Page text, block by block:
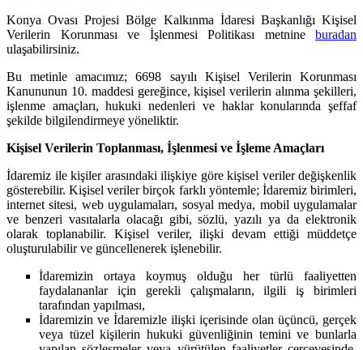
Konya Ovası Projesi Bölge Kalkınma İdaresi Başkanlığı Kişisel
Verilerin Korunması ve İşlenmesi Politikası metnine buradan
ulaşabilirsiniz.
Bu metinle amacımız; 6698 sayılı Kişisel Verilerin Korunması
Kanununun 10. maddesi gereğince, kişisel verilerin alınma şekilleri,
işlenme amaçları, hukuki nedenleri ve haklar konularında şeffaf
şekilde bilgilendirmeye yöneliktir.
Kişisel Verilerin Toplanması, İşlenmesi ve İşleme Amaçları
İdaremiz ile kişiler arasındaki ilişkiye göre kişisel veriler değişkenlik
gösterebilir. Kişisel veriler birçok farklı yöntemle; İdaremiz birimleri,
internet sitesi, web uygulamaları, sosyal medya, mobil uygulamalar
ve benzeri vasıtalarla olacağı gibi, sözlü, yazılı ya da elektronik
olarak toplanabilir. Kişisel veriler, ilişki devam ettiği müddetçe
oluşturulabilir ve güncellenerek işlenebilir.
İdaremizin ortaya koymuş olduğu her türlü faaliyetten
faydalananlar için gerekli çalışmaların, ilgili iş birimleri
tarafından yapılması,
İdaremizin ve İdaremizle ilişki içerisinde olan üçüncü, gerçek
veya tüzel kişilerin hukuki güvenliğinin temini ve bunlarla